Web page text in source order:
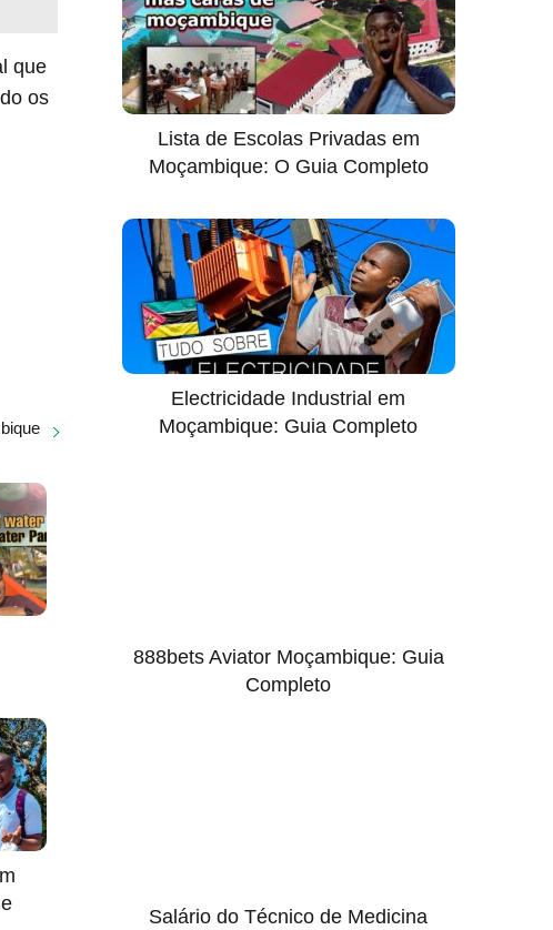
que
os
Lista de Escolas Privadas em
Moçambique: O Guia Completo
Electricidade Industrial em
Moçambique: Guia Completo
888bets Aviator Moçambique: Guia
Completo
Salário do Técnico de Medicina